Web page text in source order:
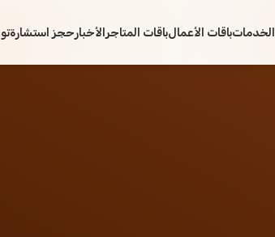
الخدماتباقات الأعمالباقات المتاجر الأخبارحجز استشارة